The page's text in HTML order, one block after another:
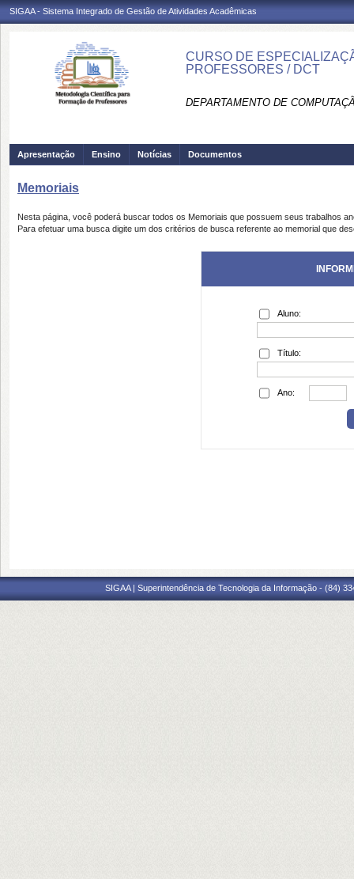
SIGAA - Sistema Integrado de Gestão de Atividades Acadêmicas
CURSO DE
PROFESSORES / DCT
DEPARTAMENTO DE
Apresentação Ensino Notícias Documentos
Memoriais
Nesta página, você poderá buscar todos os Memoriais que possuem seus trabalhos
Para efetuar uma busca digite um dos critérios de busca referente ao memorial que
Aluno:
Título:
Ano:
SIGAA | Superintendência de Tecnologia da Informação - (84)